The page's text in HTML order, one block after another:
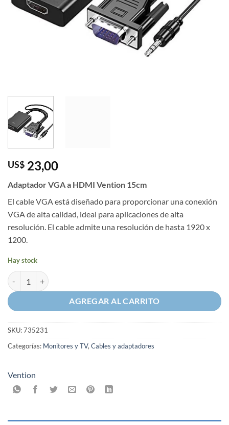
US$ 23,00
Adaptador VGA a HDMI Vention 15cm
El cable VGA está diseñado para proporcionar una conexión
VGA de alta calidad, ideal para aplicaciones de alta
resolución. El cable admite una resolución de hasta 1920 x
1200.
Hay stock
Adaptador VGA a HDMI Vention 15cm cantidad
AGREGAR AL CARRITO
SKU:735231
Categorías: Monitores y TV, Cables y adaptadores
Vention